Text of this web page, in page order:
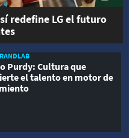
redefine LG el futuro
Purdy: Cultura que
el talento en motor de